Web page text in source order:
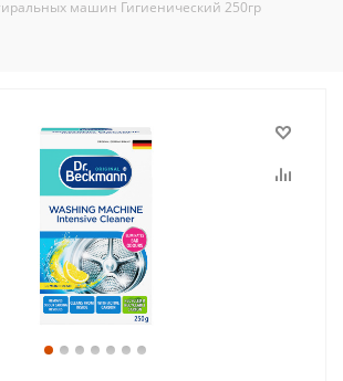
машин Гигиенический 250гр